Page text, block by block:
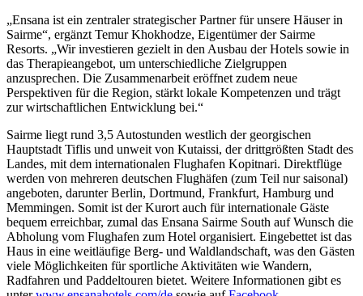
„Ensana ist ein zentraler strategischer Partner für unsere Häuser in
Sairme“, ergänzt Temur Khokhodze, Eigentümer der Sairme
Resorts. „Wir investieren gezielt in den Ausbau der Hotels sowie in
das Therapieangebot, um unterschiedliche Zielgruppen
anzusprechen. Die Zusammenarbeit eröffnet zudem neue
Perspektiven für die Region, stärkt lokale Kompetenzen und trägt
zur wirtschaftlichen Entwicklung bei.“
Sairme liegt rund 3,5 Autostunden westlich der georgischen
Hauptstadt Tiflis und unweit von Kutaissi, der drittgrößten Stadt des
Landes, mit dem internationalen Flughafen Kopitnari. Direktflüge
werden von mehreren deutschen Flughäfen (zum Teil nur saisonal)
angeboten, darunter Berlin, Dortmund, Frankfurt, Hamburg und
Memmingen. Somit ist der Kurort auch für internationale Gäste
bequem erreichbar, zumal das Ensana Sairme South auf Wunsch die
Abholung vom Flughafen zum Hotel organisiert. Eingebettet ist das
Haus in eine weitläufige Berg- und Waldlandschaft, was den Gästen
viele Möglichkeiten für sportliche Aktivitäten wie Wandern,
Radfahren und Paddeltouren bietet. Weitere Informationen gibt es